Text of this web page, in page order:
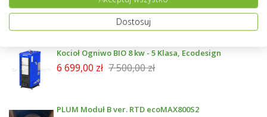
emailowany 300 l - BA-ST 9030-2FE
4 999,00 zł
Kocioł Ogniwo BIO 8 kw - 5 Klasa, Ecodesign
6 699,00 zł 7 500,00 zł
PLUM Moduł B ver. RTD ecoMAX800S2
Dostosuj